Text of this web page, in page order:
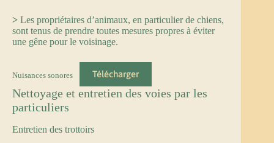
> Les propriétaires d’animaux, en particulier de chiens,
sont tenus de prendre toutes mesures propres à éviter
une gêne pour le voisinage.
Nuisances sonores Télécharger
Nettoyage et entretien des voies par les
particuliers
Entretien des trottoirs